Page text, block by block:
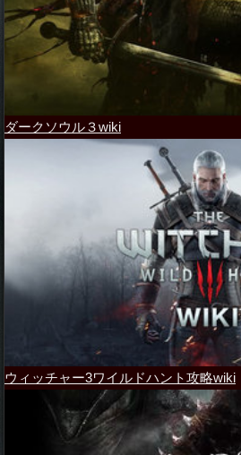
ダークソウル３wiki
ウィッチャー3ワイルドハント攻略wiki